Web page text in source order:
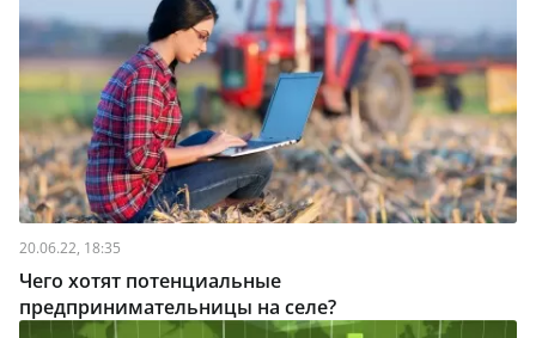
20.06.22, 18:35
Чего хотят потенциальные
предпринимательницы на селе?